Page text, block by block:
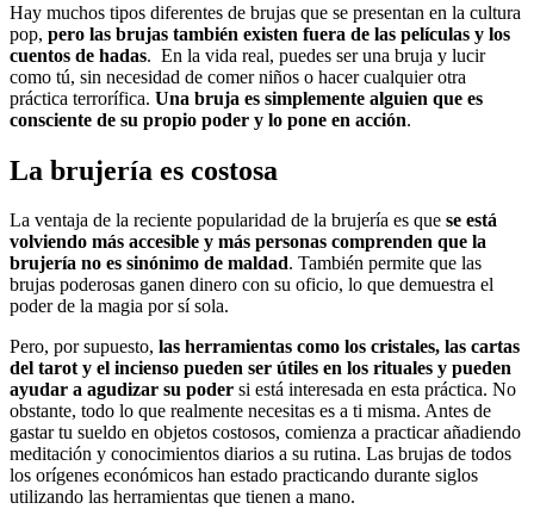
Hay muchos tipos diferentes de brujas que se presentan en la cultura
pop, pero las brujas también existen fuera de las películas y los
cuentos de hadas. En la vida real, puedes ser una bruja y lucir
como tú, sin necesidad de comer niños o hacer cualquier otra
práctica terrorífica. Una bruja es simplemente alguien que es
consciente de su propio poder y lo pone en acción.
La brujería es costosa
La ventaja de la reciente popularidad de la brujería es que se está
volviendo más accesible y más personas comprenden que la
brujería no es sinónimo de maldad. También permite que las
brujas poderosas ganen dinero con su oficio, lo que demuestra el
poder de la magia por sí sola.
Pero, por supuesto, las herramientas como los cristales, las cartas
del tarot y el incienso pueden ser útiles en los rituales y pueden
ayudar a agudizar su poder si está interesada en esta práctica. No
obstante, todo lo que realmente necesitas es a ti misma. Antes de
gastar tu sueldo en objetos costosos, comienza a practicar añadiendo
meditación y conocimientos diarios a su rutina. Las brujas de todos
los orígenes económicos han estado practicando durante siglos
utilizando las herramientas que tienen a mano.